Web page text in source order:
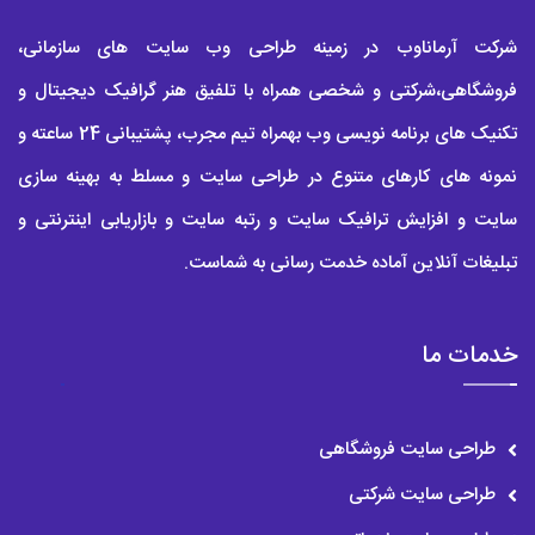
اضافه کردن یک فرم قرار ملاقات را در نظر بگیرید که به بیماران شما
امکان می دهد حتی بدون نیاز به بلند کردن تلفن، نوبت رزرو کنند. در
حالی که هر وب سایت پزشکی رزرو آنلاین ارائه نمی دهد، بسیاری از
پزشکان آینده نگر رزروهای آنلاین را در وب سایت خود ادغام می
کنند:بهترین از همه، با یکپارچه سازی مناسب، می توانید به طور خودکار
رزرو های آنلاین را مستقیماً به سیستم تقویم خود اضافه کنید تا
4-طراحی وب سایت پزشکی بصورت واکنش گرا یا
ریسپانسیو
طراحی ریسپانسیو یک تکنیک طراحی وب سایت است که تضمین می
کند وب سایت ها در دستگاه های تلفن همراه مانند رایانه های رومیزی
شرکت آرماناوب در زمینه طراحی وب سایت های سازمانی،
فروشگاهی،شرکتی و شخصی همراه با تلفیق هنر گرافیک دیجیتال و
تکنیک های برنامه نویسی وب بهمراه تیم مجرب، پشتیبانی 24 ساعته و
نمونه های کارهای متنوع در طراحی سایت و مسلط به بهینه سازی
سایت و افزایش ترافیک سایت و رتبه سایت و بازاریابی اینترنتی و
تبلیغات آنلاین آماده خدمت رسانی به شماست.
خدمات ما
طراحی سایت فروشگاهی
طراحی سایت شرکتی